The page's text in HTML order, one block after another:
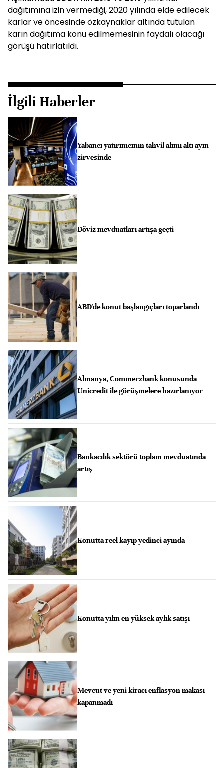
dağıtımına izin vermediği, 2020 yılında elde edilecek
karlar ve öncesinde özkaynaklar altında tutulan
karın dağıtıma konu edilmemesinin faydalı olacağı
görüşü hatırlatıldı.
İlgili Haberler
Yabancı yatırımcının tahvil alımı altı ayın
zirvesinde
Döviz mevduatları artışa geçti
ABD'de konut başlangıçları toparlandı
Almanya, Commerzbank konusunda
Unicredit ile görüşmelere hazırlanıyor
Bankacılık sektörü toplam mevduatında
artış
Konutta reel kayıp yedinci ayında
Konutta yılın en yüksek aylık satışı
Mevcut ve yeni kiracı enflasyon makası
kapanmadı